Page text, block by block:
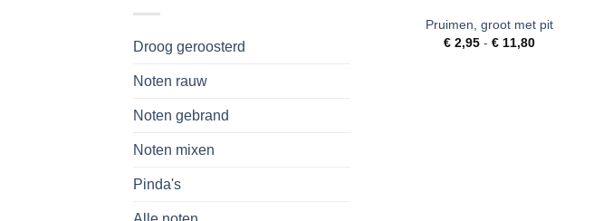
Droog geroosterd
Noten rauw
Noten gebrand
Noten mixen
Pinda's
Toevoegen
Pruimen, groot met pit
€2,95 - €11,80Prijsklasse: